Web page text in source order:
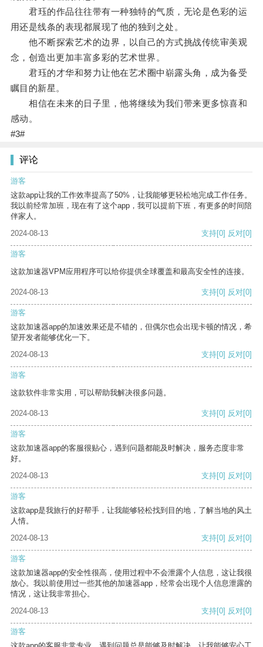
君珏的作品往往带有一种独特的气质，无论是色彩的运
用还是线条的表现都展现了他的独到之处。
他不断探索艺术的边界，以自己的方式挑战传统审美观
念，创造出更加丰富多彩的艺术世界。
君珏的才华和努力让他在艺术圈中崭露头角，成为备受
瞩目的新星。
相信在未来的日子里，他将继续为我们带来更多惊喜和
感动。
#3#
评论
游客
这款app让我的工作效率提高了50%，让我能够更轻松地完成工作任务。
我以前经常加班，现在有了这个app，我可以提前下班，有更多的时间陪
伴家人。
2024-08-13
支持[0] 反对[0]
游客
这款加速器VPM应用程序可以给你提供全球覆盖和最高安全性的连接。
2024-08-13 支持[0] 反对[0]
游客
这款加速器app的加速效果还是不错的，但偶尔也会出现卡顿的情况，希
望开发者能够优化一下。
2024-08-13
支持[0] 反对[0]
游客
这款软件非常实用，可以帮助我解决很多问题。
2024-08-13 支持[0] 反对[0]
游客
这款加速器app的客服很贴心，遇到问题都能及时解决，服务态度非常
好。
2024-08-13
支持[0] 反对[0]
游客
这款app是我旅行的好帮手，让我能够轻松找到目的地，了解当地的风土
人情。
2024-08-13
支持[0] 反对[0]
游客
这款加速器app的安全性很高，使用过程中不会泄露个人信息，这让我很
放心。我以前使用过一些其他的加速器app，经常会出现个人信息泄露的
情况，这让我非常担心。
2024-08-13
支持[0] 反对[0]
游客